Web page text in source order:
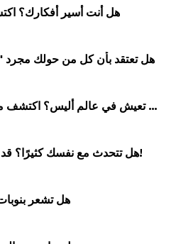
هل أنت أسير أفكارك؟
هل تعتقد بأن كل من حولك
هل تعيش في عالم أليس؟ اكتشف متلازمة بلاد العجائب الغامضة!
هل تتحدث مع نفسك كثيرًا؟ قد تكون مصابًا بمتلازمة جوسكا!
هل تشعر